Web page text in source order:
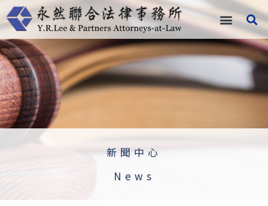
跳
至
主
要
內
容
新聞中心
News